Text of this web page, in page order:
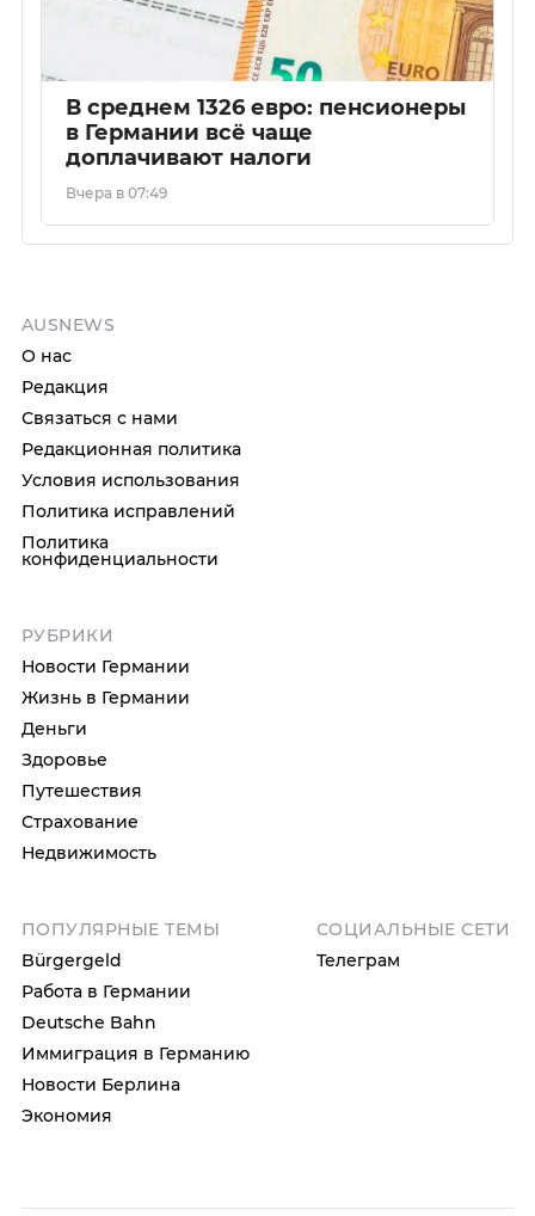
В среднем 1326 евро: пенсионеры
в Германии всё чаще
доплачивают налоги
Вчера в 07:49
AUSNEWS
О нас
Редакция
Связаться с нами
Редакционная политика
Условия использования
Политика исправлений
Политика
конфиденциальности
РУБРИКИ
Новости Германии
Жизнь в Германии
Деньги
Здоровье
Путешествия
Страхование
Недвижимость
ПОПУЛЯРНЫЕ ТЕМЫ
Bürgergeld
Работа в Германии
Deutsche Bahn
Иммиграция в Германию
Новости Берлина
Экономия
СОЦИАЛЬНЫЕ СЕТИ
Телеграм